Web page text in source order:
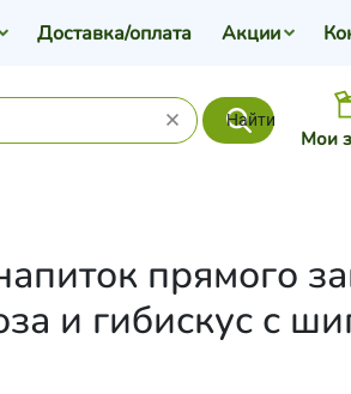
Найти
Мои
Доставка/оплата Акции
прямого
и гибискус с